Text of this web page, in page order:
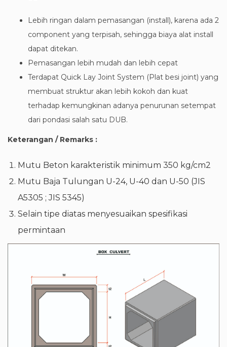
Lebih ringan dalam pemasangan (install), karena ada 2
component yang terpisah, sehingga biaya alat install
dapat ditekan.
Pemasangan lebih mudah dan lebih cepat
Terdapat Quick Lay Joint System (Plat besi joint) yang
membuat struktur akan lebih kokoh dan kuat
terhadap kemungkinan adanya penurunan setempat
dari pondasi salah satu DUB.
Keterangan / Remarks :
Mutu Beton karakteristik minimum 350 kg/cm2
Mutu Baja Tulungan U-24, U-40 dan U-50 (JIS
A5305 ; JIS 5345)
Selain tipe diatas menyesuaikan spesifikasi
permintaan